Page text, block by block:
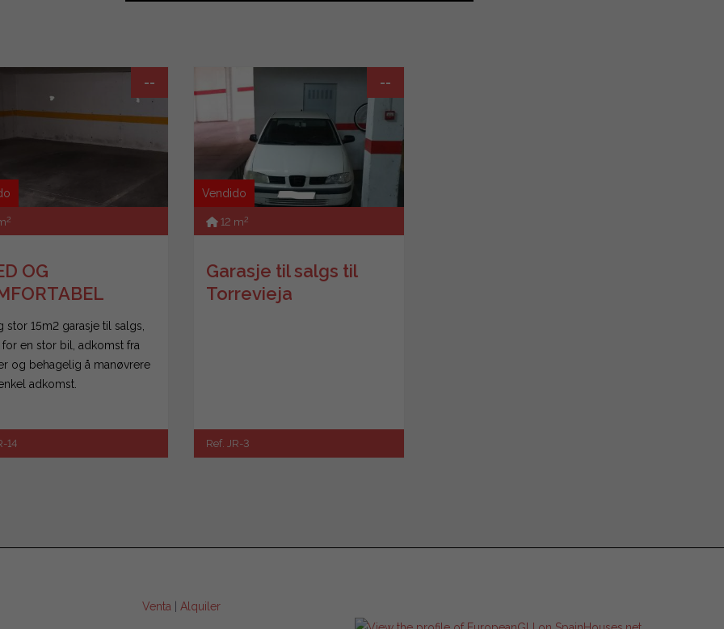
--
2
OG
FOR STOR
stor 15m2 garasje til salgs,
en stor bil, adkomst fra
og behagelig å manøvrere
adkomst.
14
--
Vendido
12 m2
Garasje til salgs til
Torrevieja
Ref. JR-3
Venta| Alquiler